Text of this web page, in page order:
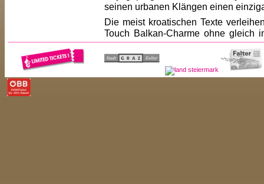
seinen urbanen Klängen einen
Die meist kroatischen Texte
Touch Balkan-Charme ohne gleich
Korruption aber auch persönliche
beschäftigen und schließlich in
eingebettet zu Songs verarbeitet
kein Tanzbein stehen. Fans von